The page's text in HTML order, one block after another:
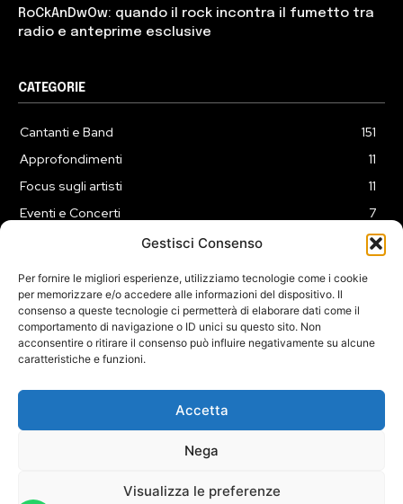
Gestisci Consenso
Per fornire le migliori esperienze, utilizziamo tecnologie come i cookie
per memorizzare e/o accedere alle informazioni del dispositivo. Il
consenso a queste tecnologie ci permetterà di elaborare dati come il
comportamento di navigazione o ID unici su questo sito. Non
acconsentire o ritirare il consenso può influire negativamente su alcune
caratteristiche e funzioni.
Accetta
Nega
Visualizza le preferenze
RoCkAnDwOw: quando il rock incontra il fumetto tra
radio e anteprime esclusive
CATEGORIE
Cantanti e Band
151
Approfondimenti
11
Focus sugli artisti
11
Eventi e Concerti
7
3
COOKIE POLICY (UE)
Roma.
Sede legale in Via Alessio Baldovinetti 13 - 00142 - Roma - P.Iva: